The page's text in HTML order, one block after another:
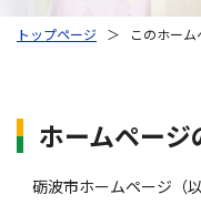
トップページ ＞ このホー
ホームページ
砺波市ホームページ（